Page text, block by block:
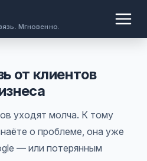
Мгновенно.
от клиентов
уходят молча. К тому
о проблеме, она уже
— или потерянным